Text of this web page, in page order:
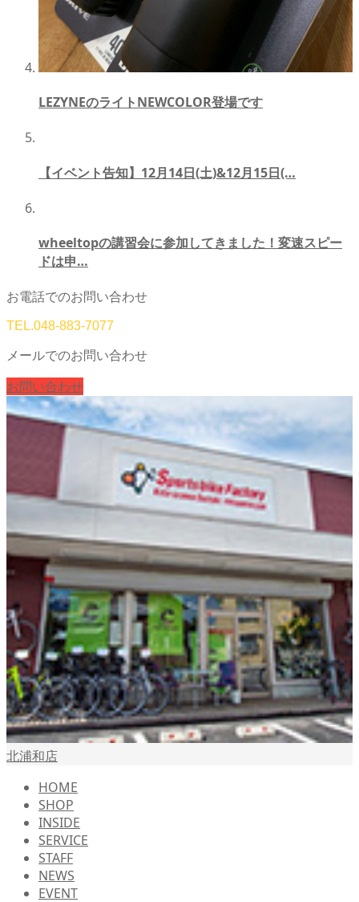
LEZYNEのライトNEWCOLOR登場です
【イベント告知】12月14日(土)&12月15日(…
wheeltopの講習会に参加してきました！変速スピー
ドは申…
お電話でのお問い合わせ
TEL.048-883-7077
メールでのお問い合わせ
お問い合わせ
北浦和店
HOME
SHOP
INSIDE
SERVICE
STAFF
NEWS
EVENT